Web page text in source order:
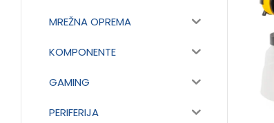
MREŽNA OPREMA
KOMPONENTE
GAMING
PERIFERIJA